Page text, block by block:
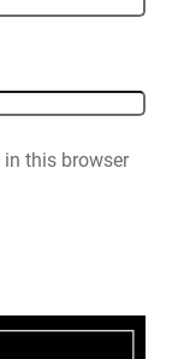
in this browser